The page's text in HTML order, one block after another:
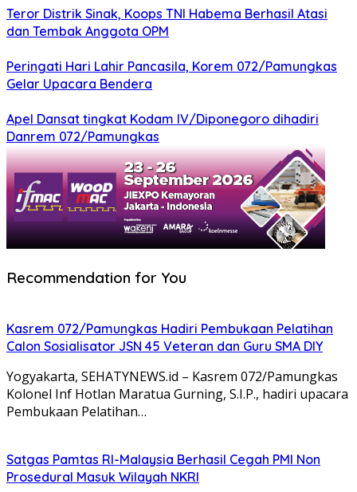
Teror Distrik Sinak, Koops TNI Habema Berhasil Atasi
dan Tembak Anggota OPM
Peringati Hari Lahir Pancasila, Korem 072/Pamungkas
Gelar Upacara Bendera
Apel Dansat tingkat Kodam lV/Diponegoro dihadiri
Danrem 072/Pamungkas
Recommendation for You
Kasrem 072/Pamungkas Hadiri Pembukaan Pelatihan
Calon Sosialisator JSN 45 Veteran dan Guru SMA DIY
Yogyakarta, SEHATYNEWS.id – Kasrem 072/Pamungkas
Kolonel Inf Hotlan Maratua Gurning, S.I.P., hadiri upacara
Pembukaan Pelatihan…
Satgas Pamtas RI-Malaysia Berhasil Cegah PMI Non
Prosedural Masuk Wilayah NKRI